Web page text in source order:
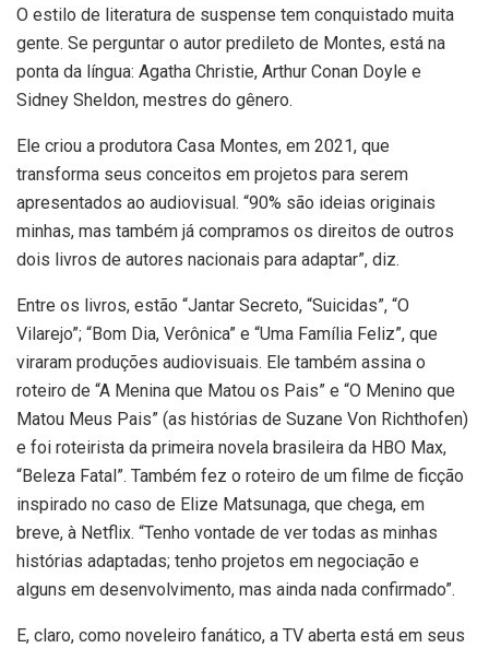
O estilo de literatura de suspense tem conquistado muita
gente. Se perguntar o autor predileto de Montes, está na
ponta da língua: Agatha Christie, Arthur Conan Doyle e
Sidney Sheldon, mestres do gênero.
Ele criou a produtora Casa Montes, em 2021, que
transforma seus conceitos em projetos para serem
apresentados ao audiovisual. “90% são ideias originais
minhas, mas também já compramos os direitos de outros
dois livros de autores nacionais para adaptar”, diz.
Entre os livros, estão “Jantar Secreto, “Suicidas”, “O
Vilarejo”; “Bom Dia, Verônica” e “Uma Família Feliz”, que
viraram produções audiovisuais. Ele também assina o
roteiro de “A Menina que Matou os Pais” e “O Menino que
Matou Meus Pais” (as histórias de Suzane Von Richthofen)
e foi roteirista da primeira novela brasileira da HBO Max,
“Beleza Fatal”. Também fez o roteiro de um filme de ficção
inspirado no caso de Elize Matsunaga, que chega, em
breve, à Netflix. “Tenho vontade de ver todas as minhas
histórias adaptadas; tenho projetos em negociação e
alguns em desenvolvimento, mas ainda nada confirmado”.
E, claro, como noveleiro fanático, a TV aberta está em seus